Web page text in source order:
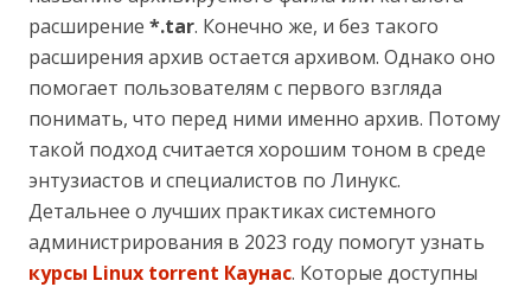
расширение *.tar. Конечно же, и без такого
расширения архив остается архивом. Однако оно
помогает пользователям с первого взгляда
понимать, что перед ними именно архив. Потому
такой подход считается хорошим тоном в среде
энтузиастов и специалистов по Линукс.
Детальнее о лучших практиках системного
администрирования в 2023 году помогут узнать
курсы Linux torrent Каунас. Которые доступны